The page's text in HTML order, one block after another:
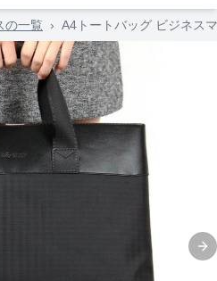
の一覧 › A4トートバッグ ビジネス